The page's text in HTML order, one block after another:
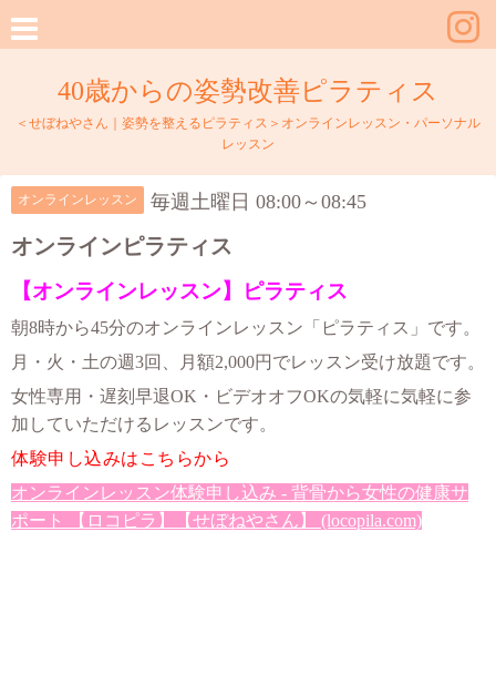
40歳からの姿勢改善ピラティス
＜せぼねやさん｜姿勢を整えるピラティス＞オンラインレッスン・パーソナル
レッスン
オンラインレッスン 毎週土曜日 08:00～08:45
オンラインピラティス
【オンラインレッスン】ピラティス
朝8時から45分のオンラインレッスン「ピラティス」です。
月・火・土の週3回、月額2,000円でレッスン受け放題です。
女性専用・遅刻早退OK・ビデオオフOKの気軽に気軽に参
加していただけるレッスンです。
体験申し込みはこちらから
オンラインレッスン体験申し込み - 背骨から女性の健康サ
ポート 【ロコピラ】【せぼねやさん】 (locopila.com)